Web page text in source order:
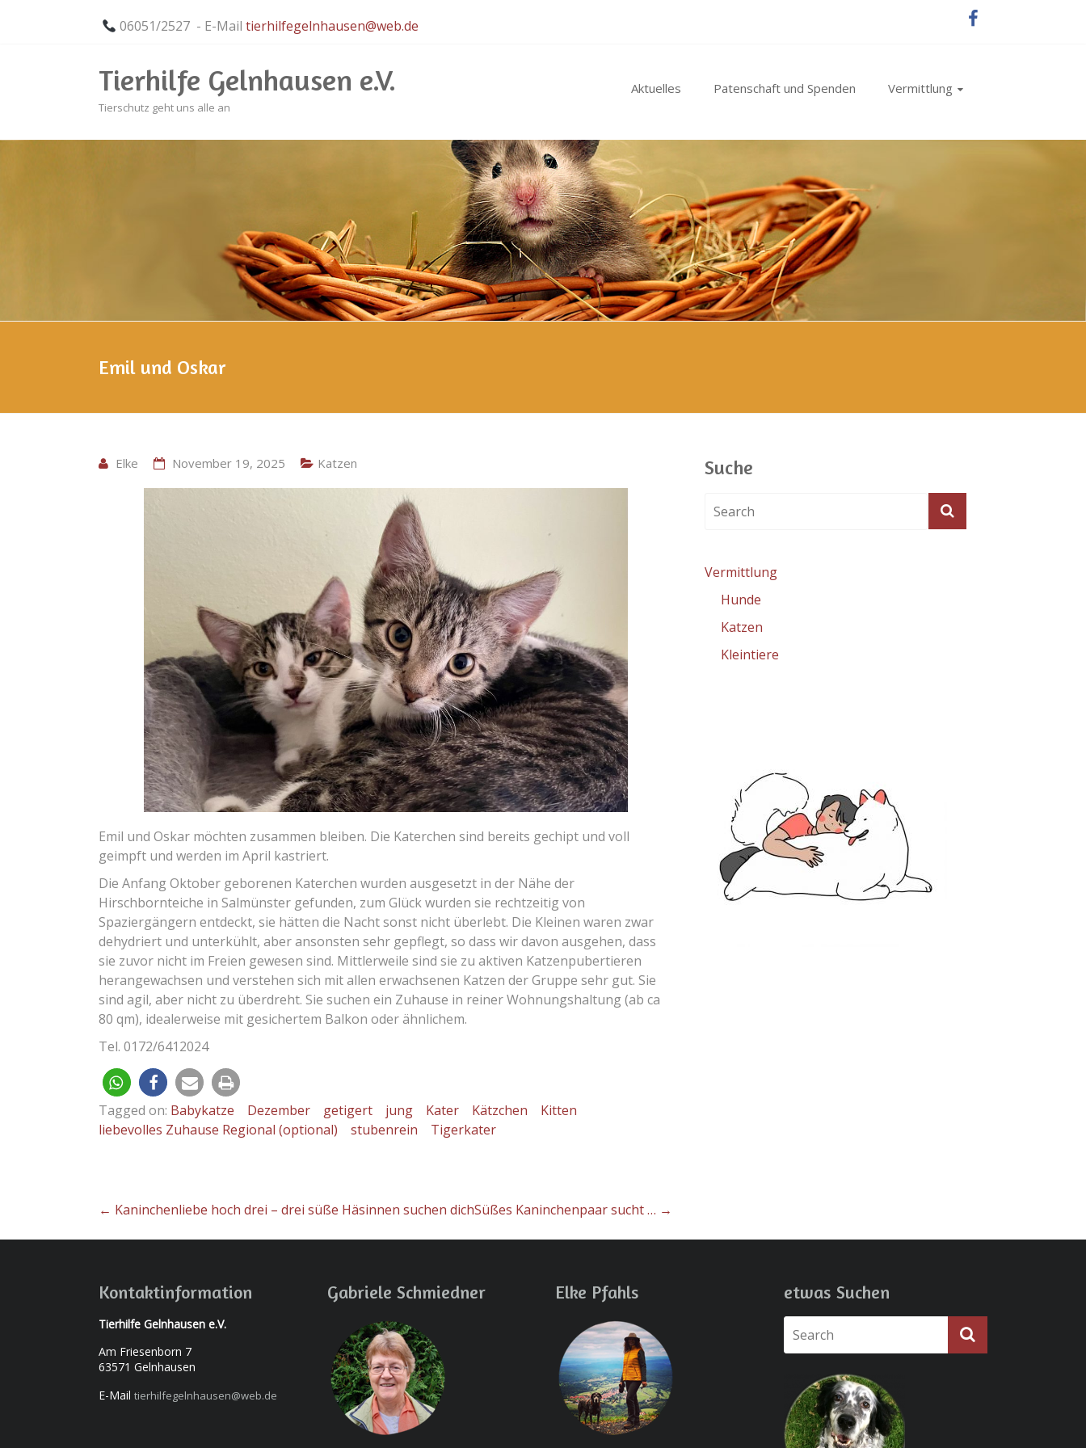
06051/2527 - E-Mailtierhilfegelnhausen@web.de
Tierhilfe Gelnhausen e.V.
Tierschutz geht uns alle an
Aktuelles Patenschaft und Spenden Vermittlung
Emil und Oskar
Elke November 19, 2025 Katzen
Emil und Oskar möchten zusammen bleiben. Die Katerchen sind bereits gechipt und voll
geimpft und werden im April kastriert.
Die Anfang Oktober geborenen Katerchen wurden ausgesetzt in der Nähe der
Hirschbornteiche in Salmünster gefunden, zum Glück wurden sie rechtzeitig von
Spaziergängern entdeckt, sie hätten die Nacht sonst nicht überlebt. Die Kleinen waren zwar
dehydriert und unterkühlt, aber ansonsten sehr gepflegt, so dass wir davon ausgehen, dass
sie zuvor nicht im Freien gewesen sind. Mittlerweile sind sie zu aktiven Katzenpubertieren
herangewachsen und verstehen sich mit allen erwachsenen Katzen der Gruppe sehr gut. Sie
sind agil, aber nicht zu überdreht. Sie suchen ein Zuhause in reiner Wohnungshaltung (ab ca
80 qm), idealerweise mit gesichertem Balkon oder ähnlichem.
Tel. 0172/6412024
Tagged on: Babykatze Dezember getigert jung Kater Kätzchen
Kitten
liebevolles Zuhause Regional (optional)
stubenrein Tigerkater
← Kaninchenliebe hoch drei – drei süße Häsinnen suchen dichSüßes Kaninchenpaar sucht … →
Suche
Vermittlung
Hunde
Katzen
Kleintiere
Kontaktinformation
Tierhilfe Gelnhausen e.V.
Am Friesenborn 7
63571 Gelnhausen
E-Mail tierhilfegelnhausen@web.de
Gabriele Schmiedner Elke Pfahls etwas Suchen